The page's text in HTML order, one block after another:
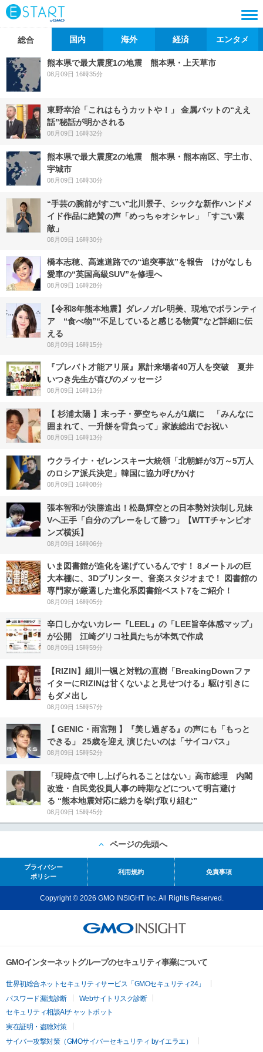
総合 国内 海外 経済 エンタメ
熊本県で最大震度1の地震 熊本県・上天草市
08月09日 16時35分
東野幸治「これはもうカットや！」 金属バットの“ええ
話”秘話が明かされる
08月09日 16時32分
熊本県で最大震度2の地震 熊本県・熊本南区、宇土市、
宇城市
08月09日 16時30分
“手芸の腕前がすごい”北川景子、シックな新作ハンドメ
イド作品に絶賛の声「めっちゃオシャレ」「すごい素
敵」
08月09日 16時30分
橋本志穂、高速道路での“追突事故”を報告 けがなしも
愛車の“英国高級SUV”を修理へ
08月09日 16時28分
【令和8年熊本地震】ダレノガレ明美、現地でボランティ
ア “食べ物”“不足していると感じる物質”など詳細に伝
える
08月09日 16時15分
『プレバト才能アリ展』累計来場者40万人を突破 夏井
いつき先生が喜びのメッセージ
08月09日 16時13分
【 杉浦太陽 】末っ子・夢空ちゃんが1歳に 「みんなに
囲まれて、一升餅を背負って」家族総出でお祝い
08月09日 16時13分
ウクライナ・ゼレンスキー大統領「北朝鮮が3万～5万人
のロシア派兵決定」韓国に協力呼びかけ
08月09日 16時08分
張本智和が決勝進出！松島輝空との日本勢対決制し兄妹
Vへ王手「自分のプレーをして勝つ」【WTTチャンピオ
ンズ横浜】
08月09日 16時06分
いま図書館が進化を遂げているんです！ 8メートルの巨
大本棚に、3Dプリンター、音楽スタジオまで！ 図書館の
専門家が厳選した進化系図書館ベスト7をご紹介！
08月09日 16時05分
辛口しかないカレー『LEEL』の「LEE旨辛体感マップ」
が公開 江崎グリコ社員たちが本気で作成
08月09日 15時59分
【RIZIN】細川一颯と対戦の直樹「BreakingDownファ
イターにRIZINは甘くないよと見せつける」駆け引きに
もダメ出し
08月09日 15時57分
【 GENIC・雨宮翔 】『美し過ぎる』の声にも「もっと
できる」 25歳を迎え 演じたいのは「サイコパス」
08月09日 15時52分
「現時点で申し上げられることはない」高市総理 内閣
改造・自民党役員人事の時期などについて明言避け
る “熊本地震対応に総力を挙げ取り組む”
08月09日 15時45分
ページの先頭へ
プライバシー
ポリシー
利用規約 免責事項
Copyright © 2026 GMO INSIGHT Inc. All Rights Reserved.
GMOインターネットグループのセキュリティ事業について
世界初総合ネットセキュリティサービス「GMOセキュリティ24」
パスワード漏洩診断
Webサイトリスク診断
セキュリティ相談AIチャットボット
実在証明・盗聴対策
サイバー攻撃対策（GMOサイバーセキュリティ byイエラエ）